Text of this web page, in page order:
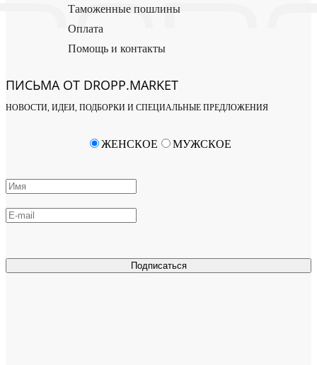
Таможенные пошлины
Оплата
Помощь и контакты
ПИСЬМА ОТ DROPP.MARKET
НОВОСТИ, ИДЕИ, ПОДБОРКИ И СПЕЦИАЛЬНЫЕ ПРЕДЛОЖЕНИЯ
Подписаться
ЖЕНСКОЕ МУЖСКОЕ